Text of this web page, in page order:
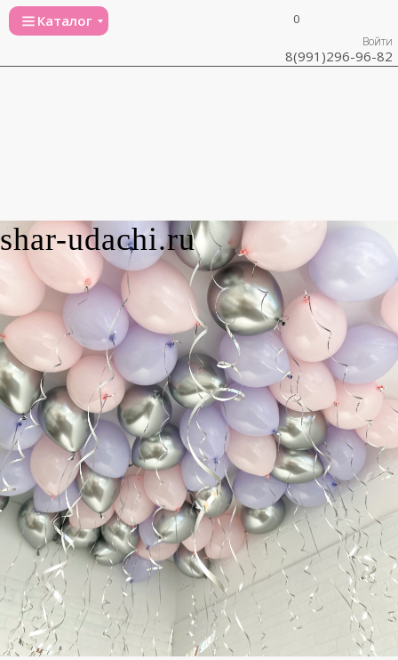
Каталог
Войти
0
8(991)296-96-82
shar-udachi.ru